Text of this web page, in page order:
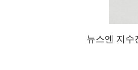
뉴스엔 지수